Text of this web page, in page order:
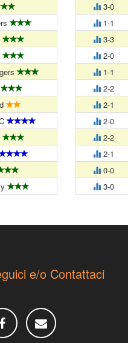
3-0
1-1
3-3
2-0
1-1
2-2
2-1
2-0
2-2
2-1
0-0
3-0
e/o Contattaci